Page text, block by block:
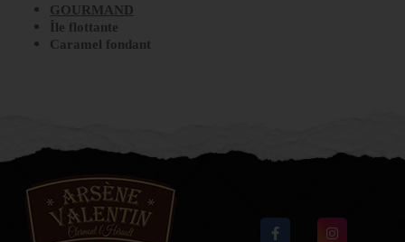
GOURMAND
Île flottante
Caramel fondant